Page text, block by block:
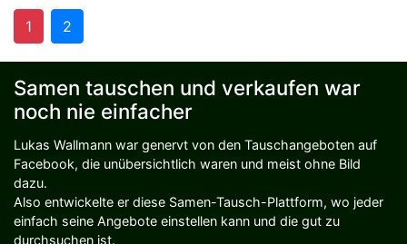
1 2
Samen tauschen und verkaufen war
noch nie einfacher
Lukas Wallmann war genervt von den Tauschangeboten auf
Facebook, die unübersichtlich waren und meist ohne Bild
dazu.
Also entwickelte er diese Samen-Tausch-Plattform, wo jeder
einfach seine Angebote einstellen kann und die gut zu
durchsuchen ist.